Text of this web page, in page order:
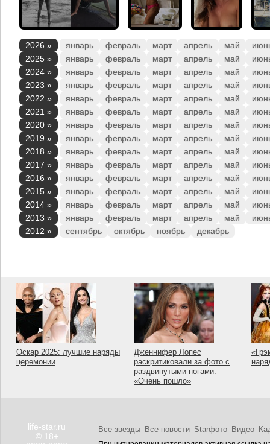
2026 » январь февраль март апрель май
2025 »
январь февраль март апрель май
2024 »
январь февраль март апрель май
2023 »
январь февраль март апрель май
2022 »
январь февраль март апрель май
2021 »
январь февраль март апрель май
2020 »
январь февраль март апрель май
2019 »
январь февраль март апрель май
2018 »
январь февраль март апрель май
2017 »
январь февраль март апрель май
2016 »
январь февраль март апрель май
2015 »
январь февраль март апрель май
2014 »
январь февраль март апрель май
2013 »
январь февраль март апрель май
2012 »
сентябрь октябрь ноябрь декабрь
Оскар 2025: лучшие наряды
церемонии
Дженнифер Лопес
раскритиковали за фото с
раздвинутыми ногами:
«Очень пошло»
life-star.ru
© 18+
Все звезды Все новости Starфото Видео